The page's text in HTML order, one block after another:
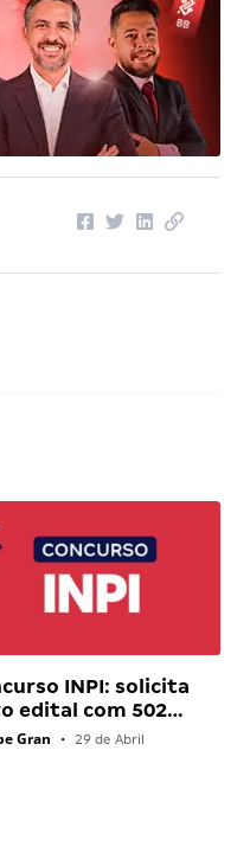
INPI: solicita
edital com 502…
Gran • 29 de Abril